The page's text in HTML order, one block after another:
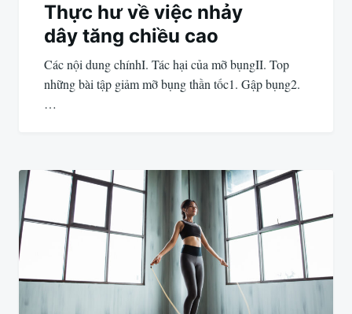
Thực hư về việc nhảy
dây tăng chiều cao
Các nội dung chínhI. Tác hại của mỡ bụngII. Top
những bài tập giảm mỡ bụng thần tốc1. Gập bụng2.
…